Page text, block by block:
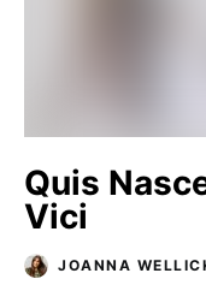
Quis
Vici
JOANNA